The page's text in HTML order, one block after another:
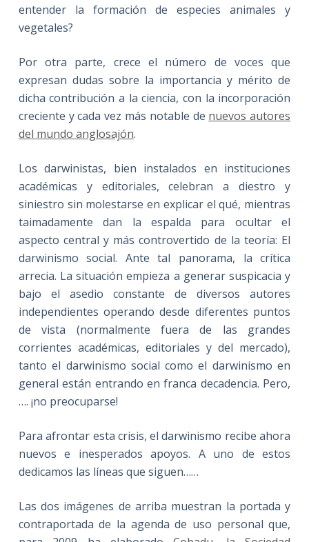
entender la formación de especies animales y
vegetales?
Por otra parte, crece el número de voces que
expresan dudas sobre la importancia y mérito de
dicha contribución a la ciencia, con la incorporación
creciente y cada vez más notable de nuevos autores
del mundo anglosajón.
Los darwinistas, bien instalados en instituciones
académicas y editoriales, celebran a diestro y
siniestro sin molestarse en explicar el qué, mientras
taimadamente dan la espalda para ocultar el
aspecto central y más controvertido de la teoría: El
darwinismo social. Ante tal panorama, la crítica
arrecia. La situación empieza a generar suspicacia y
bajo el asedio constante de diversos autores
independientes operando desde diferentes puntos
de vista (normalmente fuera de las grandes
corrientes académicas, editoriales y del mercado),
tanto el darwinismo social como el darwinismo en
general están entrando en franca decadencia. Pero,
…. ¡no preocuparse!
Para afrontar esta crisis, el darwinismo recibe ahora
nuevos e inesperados apoyos. A uno de estos
dedicamos las líneas que siguen……
Las dos imágenes de arriba muestran la portada y
contraportada de la agenda de uso personal que,